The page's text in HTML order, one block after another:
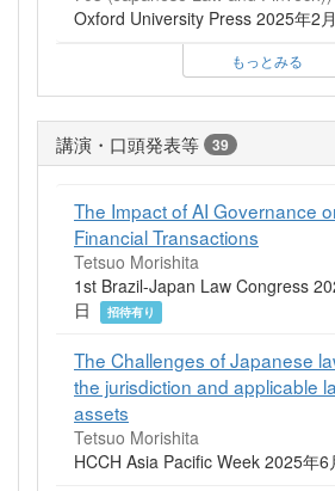
Oxford University Press 2025年2
もっとみる
講演・口頭発表等 39
The Impact of AI Governance
Financial Transactions
Tetsuo Morishita
1st Brazil-Japan Law Congress
日
招待有り
The Challenges of Japanese
the jurisdiction and applicable
assets
Tetsuo Morishita
HCCH Asia Pacific Week 2025年6